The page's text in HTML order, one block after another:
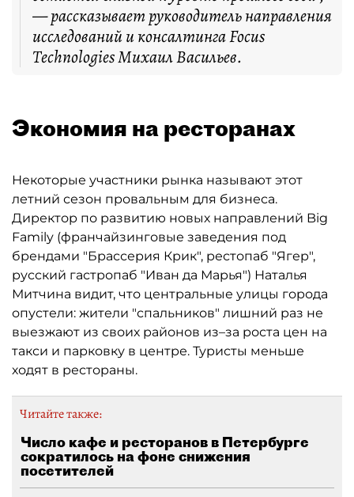
— рассказывает руководитель направления
исследований и консалтинга Focus
Technologies Михаил Васильев.
Экономия на ресторанах
Некоторые участники рынка называют этот
летний сезон провальным для бизнеса.
Директор по развитию новых направлений Big
Family (франчайзинговые заведения под
брендами "Брассерия Крик", рестопаб "Ягер",
русский гастропаб "Иван да Марья") Наталья
Митчина видит, что центральные улицы города
опустели: жители "спальников" лишний раз не
выезжают из своих районов из–за роста цен на
такси и парковку в центре. Туристы меньше
ходят в рестораны.
Читайте также:
Число кафе и ресторанов в Петербурге
сократилось на фоне снижения
посетителей